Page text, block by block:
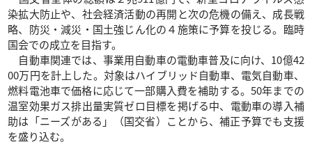
染拡大防止や、社会経済活動の再開と次の危機の備え、成長戦
略、防災・減災・国土強じん化の４施策に予算を投じる。臨時
国会での成立を目指す。
自動車関連では、事業用自動車の電動車普及に向け、10億42
00万円を計上した。対象はハイブリッド自動車、電気自動車、
燃料電池車で価格に応じて一部購入費を補助する。50年までの
温室効果ガス排出量実質ゼロ目標を掲げる中、電動車の導入補
助は「ニーズがある」（国交省）ことから、補正予算でも支援
を盛り込む。